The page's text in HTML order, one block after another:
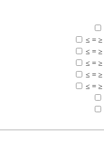
≤
=
≥
≤
=
≥
≤
=
≥
≤
=
≥
≤
=
≥